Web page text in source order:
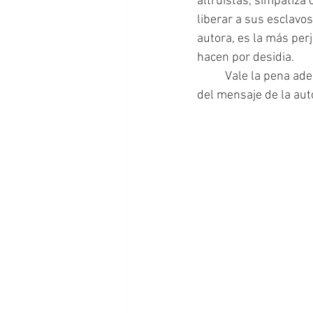
liberar a sus
autora, es la más
hacen por desidia.
del mensaje de la